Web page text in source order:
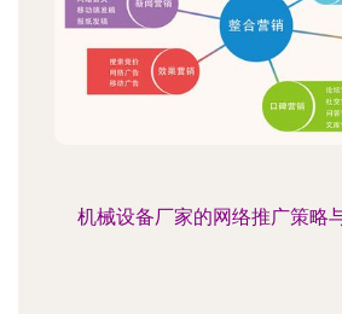
机械设备厂家的网络推广策略